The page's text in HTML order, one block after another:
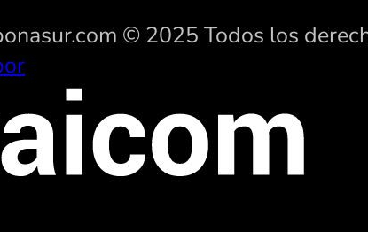
© 2025 Todos los